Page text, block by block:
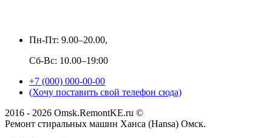
Пн-Пт: 9.00–20.00,
Сб-Вс: 10.00–19:00
+7 (000) 000-00-00
(Хочу поставить свой телефон сюда)
2016 - 2026 Omsk.RemontKE.ru ©
Ремонт стиральных машин Ханса (Hansa) Омск.